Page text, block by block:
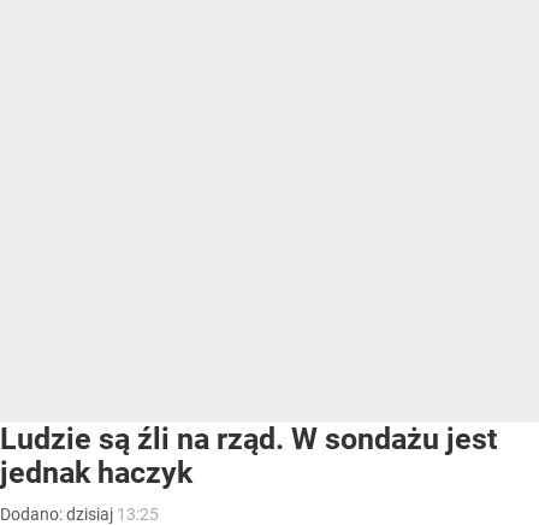
Ludzie są źli na rząd. W sondażu jest
jednak haczyk
Dodano:dzisiaj 13:25